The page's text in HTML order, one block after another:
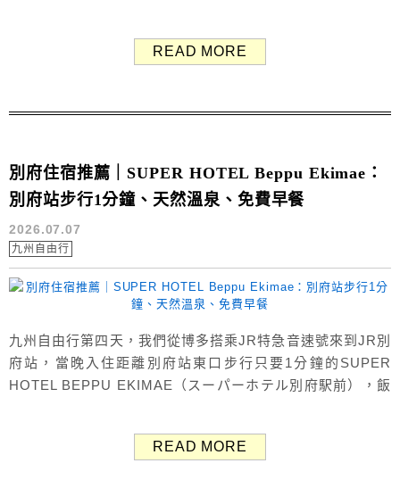
骨舌魚」以及食人魚等。 這篇整理白池地獄的門票資訊、園
READ MORE
別府住宿推薦｜SUPER HOTEL Beppu Ekimae：
別府站步行1分鐘、天然溫泉、免費早餐
2026.07.07
九州自由行
九州自由行第四天，我們從博多搭乘JR特急音速號來到JR別
府站，當晚入住距離別府站東口步行只要1分鐘的SUPER
HOTEL BEPPU EKIMAE（スーパーホテル別府駅前），飯
館鄰近車站，還提供天然溫泉浴場、免費早餐等服務，整體
READ MORE